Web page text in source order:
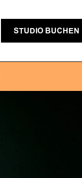
STUDIO BUCHEN